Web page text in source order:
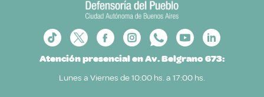
Atención presencial en Av. Belgrano 673:
Lunes a Viernes de 10:00 hs. a 17:00 hs.